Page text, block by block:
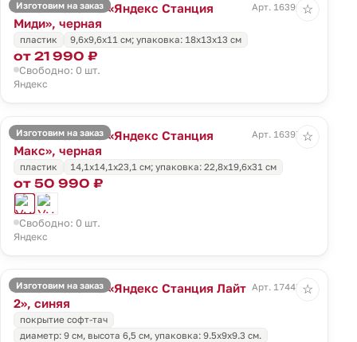
Изготовим на заказ
Умная колонка «Яндекс Станция
Миди», черная
Арт. 16396.30
пластик 9,6x9,6x11 см; упаковка: 18x13x13 см
от 21 990 ₽
Свободно: 0 шт.
Яндекс
☆
Изготовим на заказ
Умная колонка «Яндекс Станция
Макс», черная
Арт. 16397.30
пластик 14,1x14,1x23,1 см; упаковка: 22,8x19,6x31 см
от 50 990 ₽
Свободно: 0 шт.
Яндекс
☆
Изготовим на заказ
Умная колонка «Яндекс Станция Лайт
2», синяя
Арт. 17443.44
покрытие софт-тач
диаметр: 9 см, высота 6,5 см, упаковка: 9.5x9x9.3 см.
☆